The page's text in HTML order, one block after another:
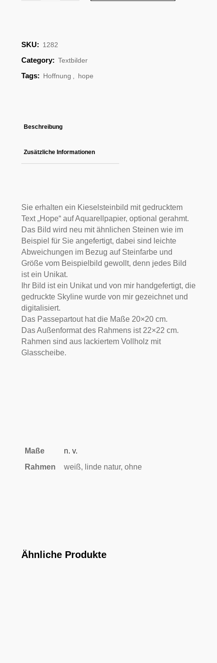
SKU: 1282
Category: Textbilder
Tags: Hoffnung hope
Beschreibung
Zusätzliche Informationen
Sie erhalten ein Kieselsteinbild mit gedrucktem
Text „Hope“ auf Aquarellpapier, optional gerahmt.
Das Bild wird neu mit ähnlichen Steinen wie im
Beispiel für Sie angefertigt, dabei sind leichte
Abweichungen im Bezug auf Steinfarbe und
Größe vom Beispielbild gewollt, denn jedes Bild
ist ein Unikat.
Ihr Bild ist ein Unikat und von mir handgefertigt, die
gedruckte Skyline wurde von mir gezeichnet und
digitalisiert.
Das Passepartout hat die Maße 20×20 cm.
Das Außenformat des Rahmens ist 22×22 cm.
Rahmen sind aus lackiertem Vollholz mit
Glasscheibe.
Maße
n. v.
Rahmen
weiß, linde natur, ohne
Ähnliche Produkte